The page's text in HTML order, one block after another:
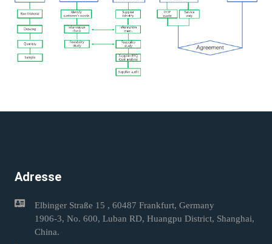
Adresse
Elbinger Straße 15 , 60487 Frankfurt, Germany
1906-3, No. 600, Luban RD, Huangpu District, Shanghai,
China.